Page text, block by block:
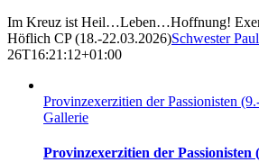
Im Kreuz ist Heil…Leben…Hoffnung!
Höflich CP (18.-22.03.2026)Schwester
26T16:21:12+01:00
Provinzexerzitien der Passionisten
Gallerie
Provinzexerzitien der Passionisten